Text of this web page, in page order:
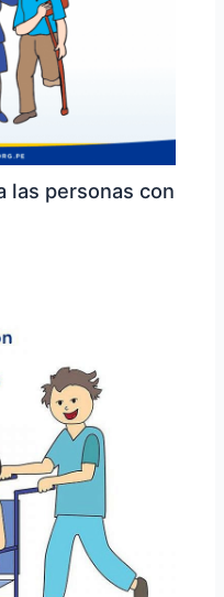
las personas con